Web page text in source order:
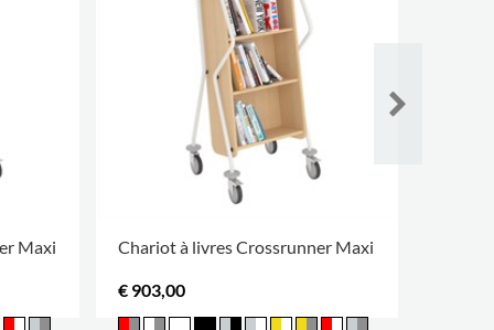
Maxi Chariot à livres Crossrunner Maxi
€ 903,00